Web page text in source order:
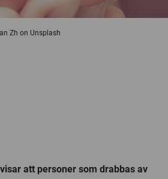
Zh on Unsplash
att personer som drabbas av